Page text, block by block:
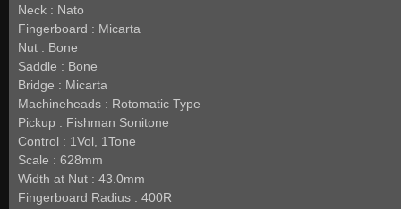
Neck : Nato
Fingerboard : Micarta
Nut : Bone
Saddle : Bone
Bridge : Micarta
Machineheads : Rotomatic Type
Pickup : Fishman Sonitone
Control : 1Vol, 1Tone
Scale : 628mm
Width at Nut : 43.0mm
Fingerboard Radius : 400R